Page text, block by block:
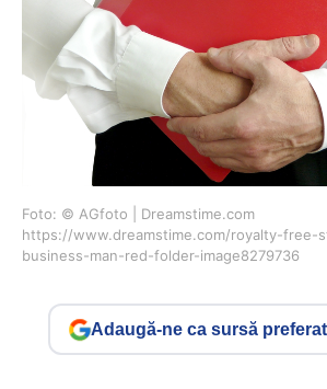
Foto: © AGfoto | Dreamstime.com
https://www.dreamstime.com/royalty-free-
business-man-red-folder-image8279736
Adaugă-ne ca sursă